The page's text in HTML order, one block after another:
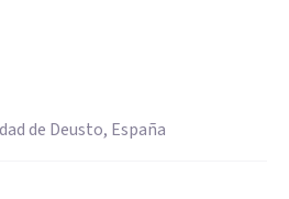
de Deusto, España